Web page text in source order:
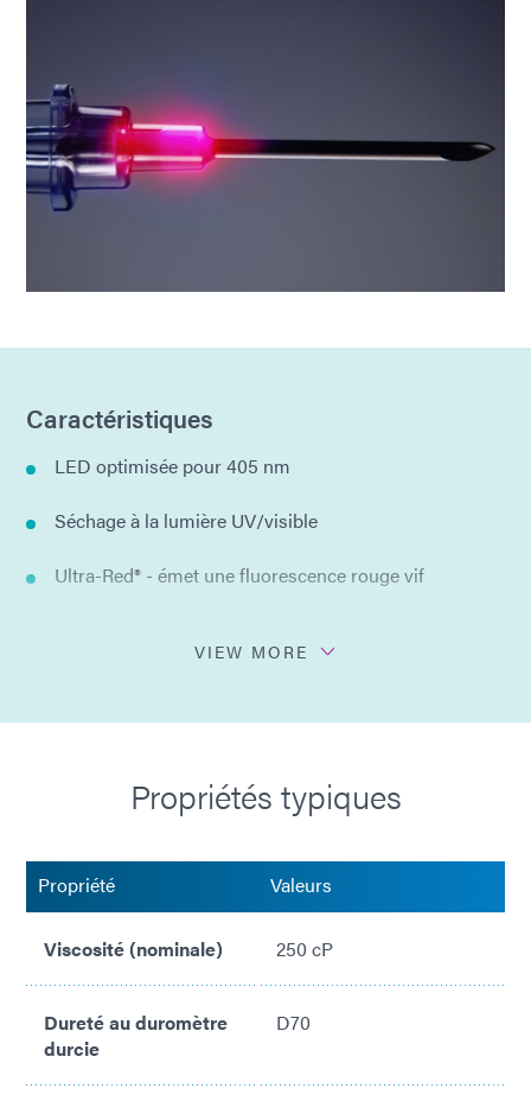
Caractéristiques
LED optimisée pour 405 nm
Séchage à la lumière UV/visible
Ultra-Red® - émet une fluorescence rouge vif
VIEW MORE
Propriétés typiques
Propriété Valeurs
Viscosité (nominale) 250 cP
Dureté au duromètre
durcie
D70